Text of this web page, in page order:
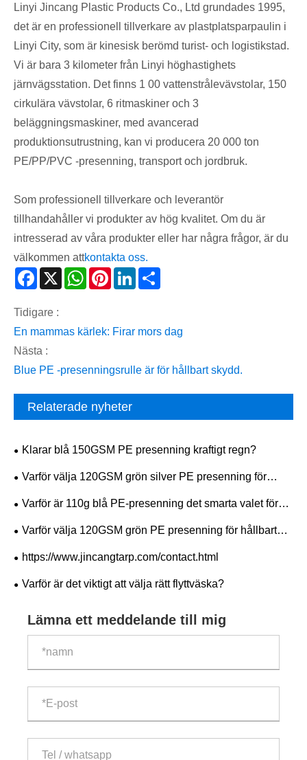
Linyi Jincang Plastic Products Co., Ltd grundades 1995,
det är en professionell tillverkare av plastplatsparpaulin i
Linyi City, som är kinesisk berömd turist- och logistikstad.
Vi är bara 3 kilometer från Linyi höghastighets
järnvägsstation. Det finns 1 00 vattenstrålevävstolar, 150
cirkulära vävstolar, 6 ritmaskiner och 3
beläggningsmaskiner, med avancerad
produktionsutrustning, kan vi producera 20 000 ton
PE/PP/PVC -presenning, transport och jordbruk.
Som professionell tillverkare och leverantör
tillhandahåller vi produkter av hög kvalitet. Om du är
intresserad av våra produkter eller har några frågor, är du
välkommen attkontakta oss.
Facebook
X WhatsAppPinterestLinkedIn
Tidigare :
En mammas kärlek: Firar mors dag
Nästa :
Blue PE -presenningsrulle är för hållbart skydd.
Relaterade nyheter
Klarar blå 150GSM PE presenning kraftigt regn?
Varför välja 120GSM grön silver PE presenning för
pålitligt utomhusskydd?
Varför är 110g blå PE-presenning det smarta valet för
hållbart och kostnadseffektivt skydd?
Varför välja 120GSM grön PE presenning för hållbart
och kostnadseffektivt skydd?
https://www.jincangtarp.com/contact.html
Varför är det viktigt att välja rätt flyttväska?
Lämna ett meddelande till mig